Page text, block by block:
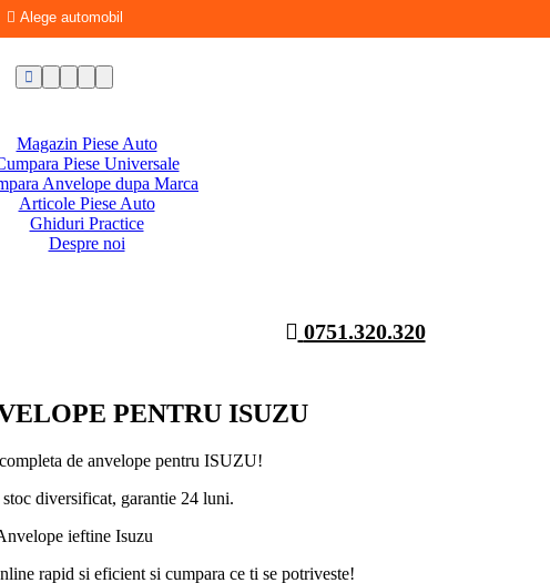
Alege automobil
Magazin Piese Auto
Piese Universale
Anvelope dupa Marca
Articole Piese Auto
Ghiduri Practice
Despre noi
0751.320.320
PENTRU ISUZU
de anvelope pentru ISUZU!
diversificat, garantie 24 luni.
rapid si eficient si cumpara ce ti se potriveste!